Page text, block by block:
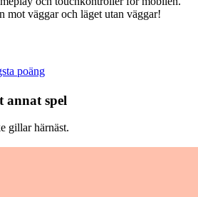
mot väggar och läget utan väggar!
poäng
annat spel
gillar härnäst.